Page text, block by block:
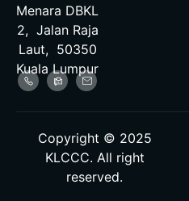
Menara DBKL
2, Jalan Raja
Laut, 50350
Kuala Lumpur
Copyright © 2025
KLCCC. All right
reserved.